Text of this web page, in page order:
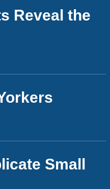
Reveal the
Small